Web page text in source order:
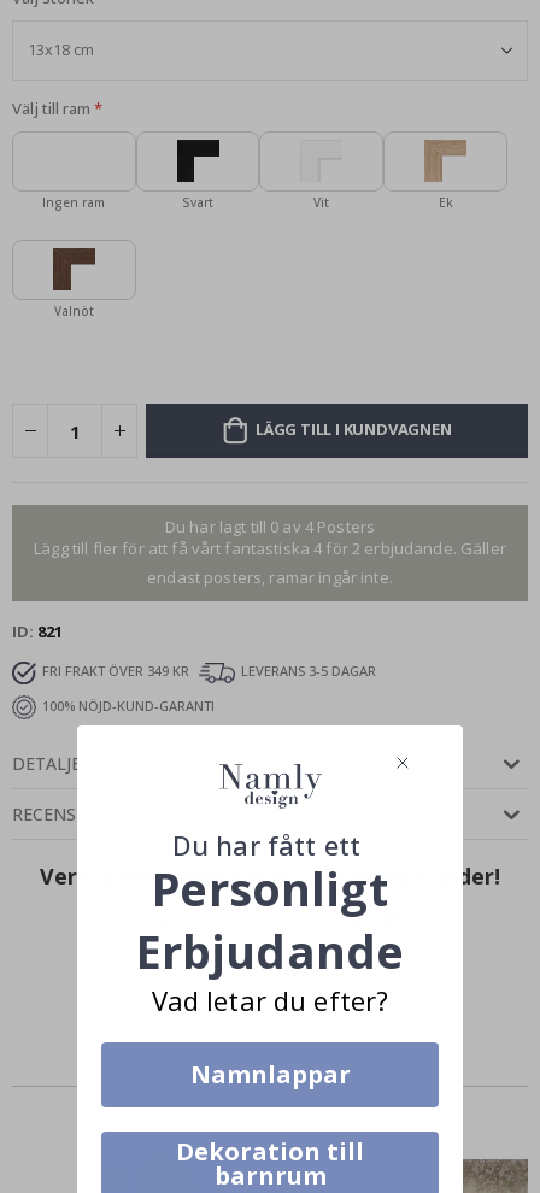
Välj till ram
Ingen ram Svart Vit Ek
Valnöt
LÄGG TILL I KUNDVAGNEN
Du har lagt till 0 av 4 Posters
Lägg till fler för att få vårt fantastiska 4 för 2 erbjudande. Gäller
endast posters, ramar ingår inte.
ID 821
FRI FRAKT ÖVER 349 KR
LEVERANS 3-5 DAGAR
100% NÖJD-KUND-GARANTI
DETALJER
RECENSIONER
Verklig inspiration från våra glada kunder!
Tagga ditt med #namly_design
Andra köpte också
Du har fått ett
Personligt
Erbjudande
Vad letar du efter?
Namnlappar
Dekoration till
barnrum